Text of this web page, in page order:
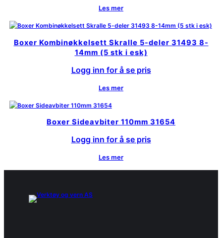
Les mer
Boxer Kombinøkkelsett Skralle 5-deler 31493 8-
14mm (5 stk i esk)
Logg inn for å se pris
Les mer
Boxer Sideavbiter 110mm 31654
Logg inn for å se pris
Les mer